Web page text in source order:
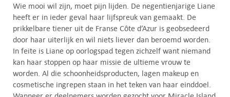
Wie mooi wil zijn, moet pijn lijden. De negentienjarige Liane
heeft er in ieder geval haar lijfspreuk van gemaakt. De
prikkelbare tiener uit de Franse Côte d’Azur is geobsedeerd
door haar uiterlijk en wil niets liever dan beroemd worden.
In feite is Liane op oorlogspad tegen zichzelf want niemand
kan haar stoppen op haar missie de ultieme vrouw te
worden. Al die schoonheidsproducten, lagen makeup en
cosmetische ingrepen staan in het teken van haar einddoel.